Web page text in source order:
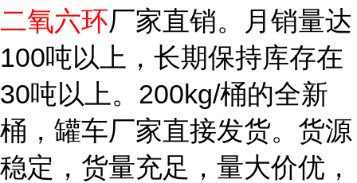
二氧六环厂家直销。月销量达
100吨以上，长期保持库存在
30吨以上。200kg/桶的全新
桶，罐车厂家直接发货。货源
稳定，货量充足，量大价优，